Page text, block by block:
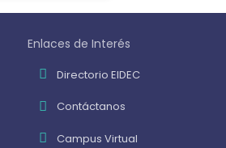
Enlaces de Interés
Directorio EIDEC
Contáctanos
Campus Virtual